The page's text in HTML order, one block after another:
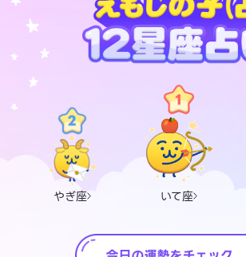
やぎ座 いて座